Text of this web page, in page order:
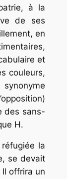
à la
de ses
en
et
couleurs,
des sans-
H.
la
se devait
Il offrira un